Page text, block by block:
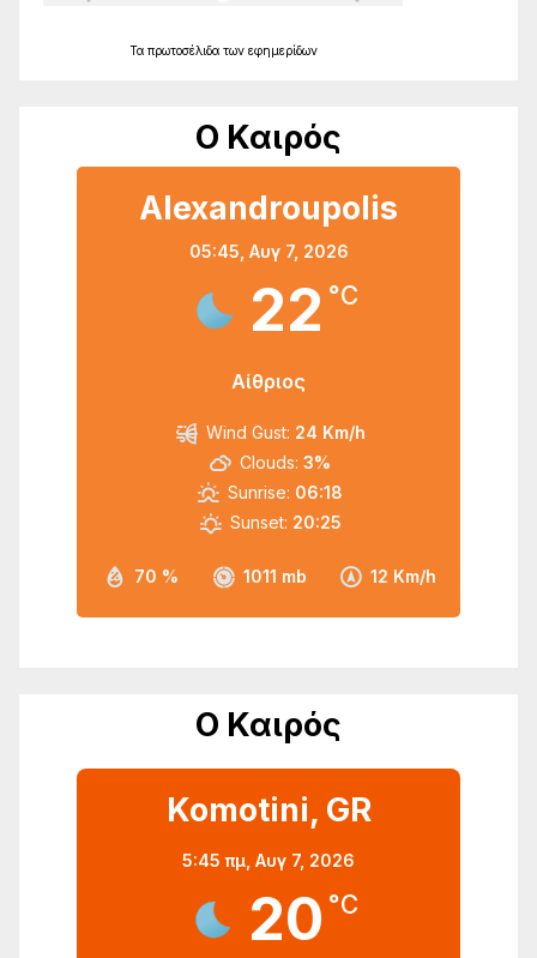
Τα πρωτοσέλιδα των εφημερίδων
Ο Καιρός
Alexandroupolis
05:45, Αυγ 7, 2026
22 °C
Αίθριος
70 % 1011 mb 12 Km/h
Wind Gust: 24 Km/h
Clouds: 3%
Sunrise: 06:18
Sunset: 20:25
Ο Καιρός
Komotini, GR
5:45 πμ, Αυγ 7, 2026
20 °C